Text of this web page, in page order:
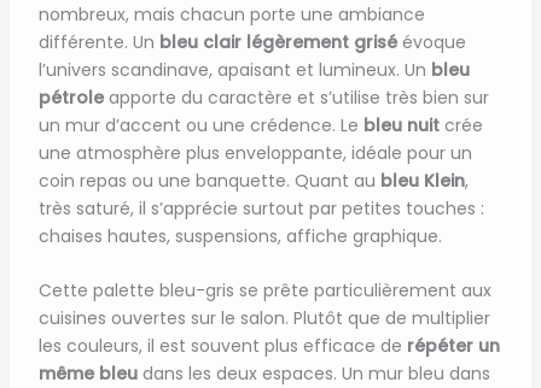
nombreux, mais chacun porte une ambiance
différente. Un bleu clair légèrement griséévoque
l’univers scandinave, apaisant et lumineux. Un bleu
pétroleapporte du caractère et s’utilise très bien sur
un mur d’accent ou une crédence. Le bleu nuitcrée
une atmosphère plus enveloppante, idéale pour un
coin repas ou une banquette. Quant au bleu Klein,
très saturé, il s’apprécie surtout par petites touches :
chaises hautes, suspensions, affiche graphique.
Cette palette bleu-gris se prête particulièrement aux
cuisines ouvertes sur le salon. Plutôt que de multiplier
les couleurs, il est souvent plus efficace de répéter un
même bleudans les deux espaces. Un mur bleu dans